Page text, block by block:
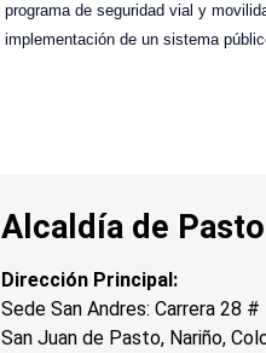
programa de seguridad vial y
implementación de un sistema
Alcaldía de Pasto
Dirección Principal:
Sede San Andres: Carrera 28
San Juan de Pasto, Nariño,